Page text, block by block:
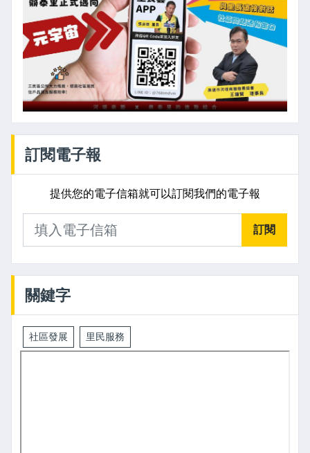
訂閱電子報
提供您的電子信箱就可以訂閱我們的電子報
訂閱
關鍵字
社區發展 里民服務